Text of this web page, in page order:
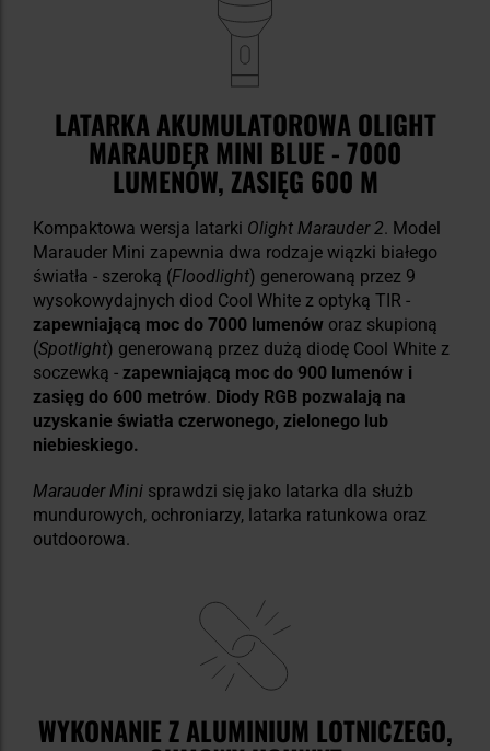
LATARKA AKUMULATOROWA OLIGHT
MARAUDER MINI BLUE - 7000
LUMENÓW, ZASIĘG 600 M
Kompaktowa wersja latarki Olight Marauder 2. Model
Marauder Mini zapewnia dwa rodzaje wiązki białego
światła - szeroką (Floodlight) generowaną przez 9
wysokowydajnych diod Cool White z optyką TIR -
zapewniającą moc do 7000 lumenów oraz skupioną
(Spotlight) generowaną przez dużą diodę Cool White z
soczewką - zapewniającą moc do 900 lumenów i
zasięg do 600 metrów. Diody RGB pozwalają na
uzyskanie światła czerwonego, zielonego lub
niebieskiego.
Marauder Mini sprawdzi się jako latarka dla służb
mundurowych, ochroniarzy, latarka ratunkowa oraz
outdoorowa.
WYKONANIE Z ALUMINIUM LOTNICZEGO,